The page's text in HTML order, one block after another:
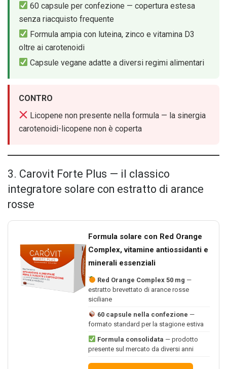
60 capsule per confezione — copertura estesa
senza riacquisto frequente
Formula ampia con luteina, zinco e vitamina D3
oltre ai carotenoidi
Capsule vegane adatte a diversi regimi alimentari
CONTRO
Licopene non presente nella formula — la sinergia
carotenoidi-licopene non è coperta
3. Carovit Forte Plus — il classico
integratore solare con estratto di arance
rosse
Formula solare con Red Orange
Complex, vitamine antiossidanti e
minerali essenziali
Red Orange Complex 50 mg —
estratto brevettato di arance rosse
siciliane
60 capsule nella confezione —
formato standard per la stagione estiva
Formula consolidata — prodotto
presente sul mercato da diversi anni